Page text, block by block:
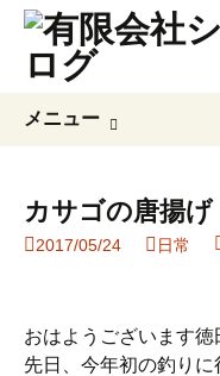
メニュー
ツ
へ
ッ
プ
カサゴの唐揚げ
2017/05/24 日常
おはようございます徳
先日、今年初の釣り